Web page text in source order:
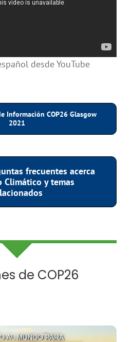
desde YouTube
Información COP26 Glasgow
2021
frecuentes acerca
Climático y temas
de COP26